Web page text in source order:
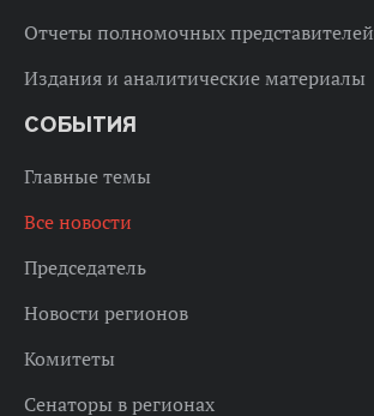
Отчеты полномочных представителей
Издания и аналитические материалы
СОБЫТИЯ
Главные темы
Все новости
Председатель
Новости регионов
Комитеты
Сенаторы в регионах